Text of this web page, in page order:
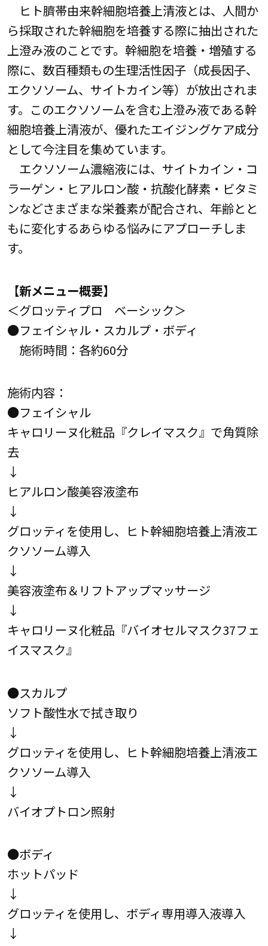
ヒト臍帯由来幹細胞培養上清液とは、人間か
ら採取された幹細胞を培養する際に抽出された
上澄み液のことです。幹細胞を培養・増殖する
際に、数百種類もの生理活性因子（成長因子、
エクソソーム、サイトカイン等）が放出されま
す。このエクソソームを含む上澄み液である幹
細胞培養上清液が、優れたエイジングケア成分
として今注目を集めています。
エクソソーム濃縮液には、サイトカイン・コ
ラーゲン・ヒアルロン酸・抗酸化酵素・ビタミ
ンなどさまざまな栄養素が配合され、年齢とと
もに変化するあらゆる悩みにアプローチしま
す。
【新メニュー概要】
＜グロッティプロ ベーシック＞
●フェイシャル・スカルプ・ボディ
施術時間：各約60分
施術内容：
●フェイシャル
キャロリーヌ化粧品『クレイマスク』で角質除
去
↓
ヒアルロン酸美容液塗布
↓
グロッティを使用し、ヒト幹細胞培養上清液エ
クソソーム導入
↓
美容液塗布＆リフトアップマッサージ
↓
キャロリーヌ化粧品『バイオセルマスク37フェ
イスマスク』
●スカルプ
ソフト酸性水で拭き取り
↓
グロッティを使用し、ヒト幹細胞培養上清液エ
クソソーム導入
↓
バイオプトロン照射
●ボディ
ホットパッド
↓
グロッティを使用し、ボディ専用導入液導入
↓